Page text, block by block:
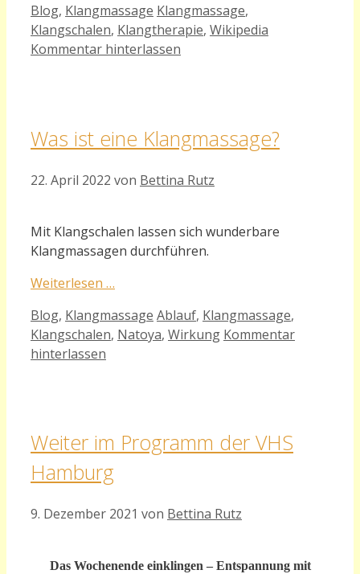
Kategorien
Blog, Klangmassage Schlagwörter
Klangmassage,
Klangschalen, Klangtherapie, Wikipedia
Kommentar hinterlassen
Was ist eine Klangmassage?
22. April 2022 von Bettina Rutz
Mit Klangschalen lassen sich wunderbare
Klangmassagen durchführen.
Weiterlesen …
Kategorien
Blog, Klangmassage Schlagwörter
Ablauf, Klangmassage,
Klangschalen, Natoya, Wirkung Kommentar
hinterlassen
Weiter im Programm der VHS
Hamburg
9. Dezember 2021 von Bettina Rutz
Das Wochenende einklingen – Entspannung mit